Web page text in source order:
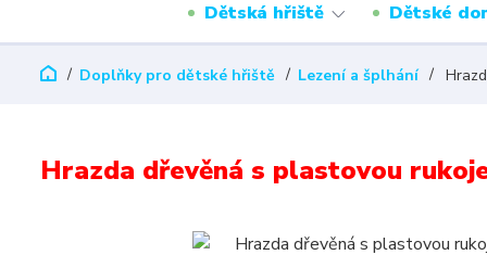
Dětská hřiště Dětské
Doplňky pro dětské hřiště Lezení a šplhání
Hrazda dřevěná s plastovou